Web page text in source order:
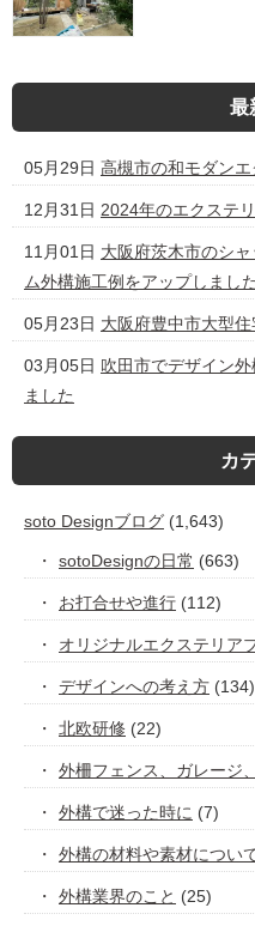
最
05月29日 高槻市の和モダン
12月31日 2024年のエクステ
11月01日 大阪府茨木市のシ
ム外構施工例をアップしました
05月23日 大阪府豊中市大型
03月05日 吹田市でデザイン
ました
カ
soto Designブログ (1,643)
sotoDesignの日常 (663)
お打合せや進行 (112)
オリジナルエクステリア
デザインへの考え方 (134)
北欧研修 (22)
外柵フェンス、ガレージ
外構で迷った時に (7)
外構の材料や素材につい
外構業界のこと (25)